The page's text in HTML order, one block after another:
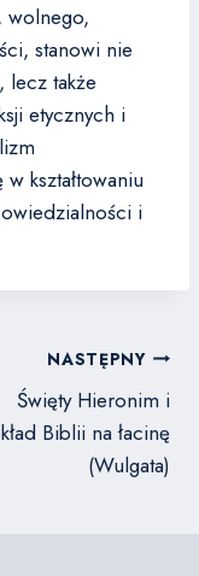
wolnego,
stanowi nie
lecz także
etycznych i
kształtowaniu
i
NASTĘPNY
Święty Hieronim i
Biblii na łacinę
(Wulgata)